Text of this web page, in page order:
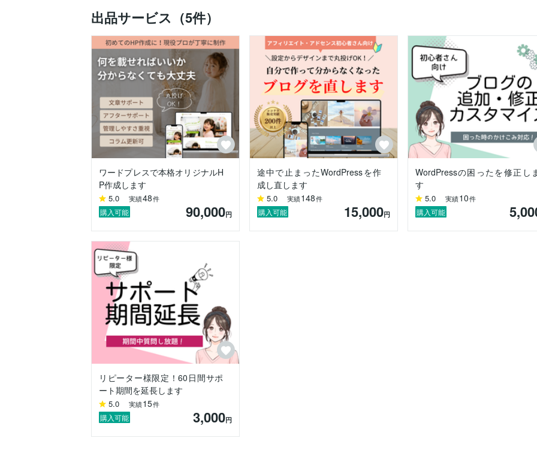
択肢がない」と絶望。
現状を子どものせいにしたくなくて始めたのが「ブログ」でした。
ワードプレスも自分で立ち上げ、SEOの勉強やライティングの方法を学び、現在7年目。
SEOやデザインは今でも、お金を払って学び続けています。
初めてホームページを作る方も安心してお任せください！
＊サイト制作で心がけていること＊
①こまめに進捗状況をお知らせ。
連絡が空くと、「今どうなってるのかな？」と心配になりますよね。
できるだけ2日に1度は連絡をするようにしております。
②分かりやすい言葉で説明する。
「なぜそうしたのか」を分かりやすい言葉で説明するようにしています。
＊SEO対策について＊
せっかくサイトを作成しても、ユーザーに見てもらえないと意味がありません。
SEO対策は、サイトに訪れる「ユーザー」と、検索結果にどのサイトを上位表示させるかを決める検索エンジン
あります。
ワードプレス内では主に、「セキュリティ」「モバイル」「画像の軽量化」「構造」「バックアップ」など、様
そのすべてに対策した状態で納品させていただきます。
ユーザー向けに関しては、「分かりやすいサイト構造」と「良質な記事作成」が挙げられます。
分かりやすいサイト構造に関しては、
・ユーザーがパッと見てどんなサイトなのかを理解できる
・欲しい情報がすぐ見つかる
サイト作りを心がけています。
良質な記事に関してはお客様で行う作業ですが、戸惑うことが多いと思います。
納品後のサポートやマニュアルをお読みいただければ、基本的な進め方は分かるようにしております。
出品サービス（5件）
ワードプレスで本格オリジナルH
P作成します
5.0 実績48件
購入可能 90,000円
途中で止まったWordPressを作
成し直します
5.0 実績148件
購入可能 15,000円
WordPressの困ったを修正し
す
5.0 実績10件
購入可能
リピーター様限定！60日間サポ
ート期間を延長します
5.0 実績15件
購入可能 3,000円